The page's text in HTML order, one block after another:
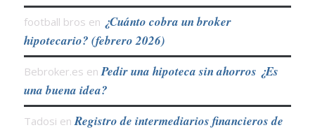
football bros en ¿Cuánto cobra un broker
hipotecario? (febrero 2026)
Bebroker.es en Pedir una hipoteca sin ahorros ¿Es
una buena idea?
Tadosi en Registro de intermediarios financieros de